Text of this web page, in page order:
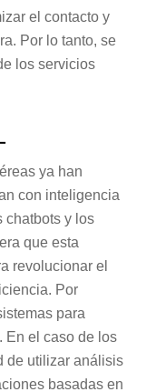
el contacto y
Por lo tanto, se
los servicios
ya han
con inteligencia
chatbots y los
que esta
revolucionar el
Por
para
En el caso de los
de utilizar análisis
basadas en